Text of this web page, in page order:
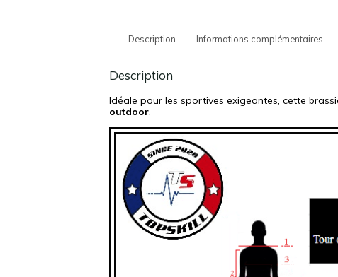
Description Informations complémentaires
Description
Idéale pour les sportives exigeantes, cette
outdoor